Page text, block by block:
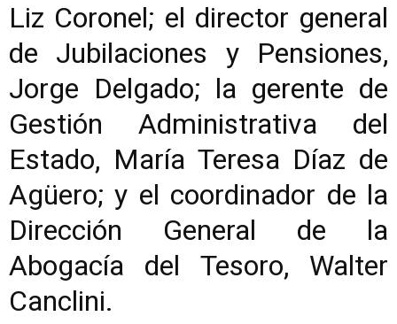
Liz Coronel; el director general
de Jubilaciones y Pensiones,
Jorge Delgado; la gerente de
Gestión Administrativa del
Estado, María Teresa Díaz de
Agüero; y el coordinador de la
Dirección General de la
Abogacía del Tesoro, Walter
Canclini.